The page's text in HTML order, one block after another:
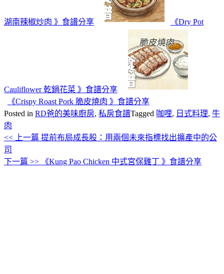
湖南辣椒炒肉 》食譜分享 《Dry Pot
Cauliflower 乾鍋花菜 》食譜分享
《Crispy Roast Pork 脆皮燒肉 》食譜分享
Posted in RD爸的美味廚房, 私房食譜Tagged 咖哩, 日式料理, 牛
肉
文
章
<< 上一篇 提前布局成長股：用兩個未來指標找出擴產中的公
司
下一篇 >>
《Kung Pao Chicken 中式宮保雞丁 》食譜分享